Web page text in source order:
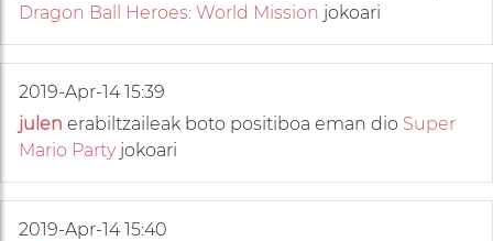
Dragon Ball Heroes: World Mission jokoari
2019-Apr-14 15:39
julen erabiltzaileak boto positiboa eman dio Super
Mario Party jokoari
2019-Apr-14 15:40